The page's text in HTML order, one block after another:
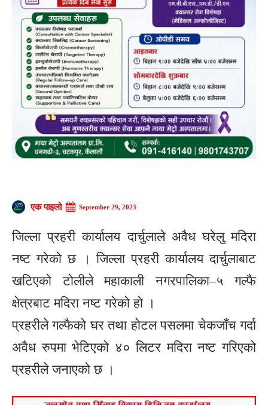
एक पाइलो September 29, 2023
जिल्ला प्रहरी कार्यालय दार्चुलाले अवैध घरेलु मदिरा
नष्ट गरेको छ । जिल्ला प्रहरी कार्यालय दार्चुलाबाट
खटिएको टोलीले महाकाली नगरपालिका–५ गल्फै
क्षेत्रबाट मदिरा नष्ट गरेको हो ।
प्रहरीले गल्फैको घर तथा होटल पसलमा चेकजाँच गर्दा
अवैध रुपमा भेटिएको ४० लिटर मदिरा नष्ट गरिएको
प्रहरीले जनाएको छ ।